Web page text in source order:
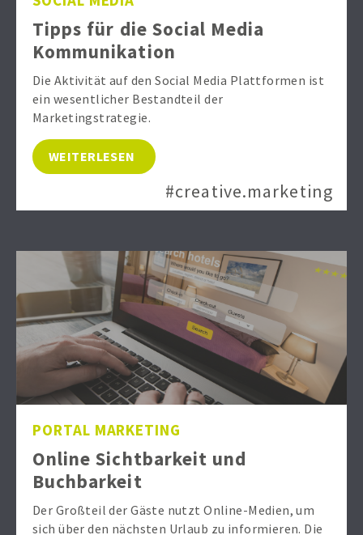
Tipps für die Social Media
Kommunikation
Die Aktivität auf den Social Media Plattformen ist
ein wesentlicher Bestandteil der
Marketingstrategie.
WEITERLESEN
#creative.marketing
PORTAL MARKETING
Online Sichtbarkeit und
Buchbarkeit
Der Großteil der Gäste nutzt Online-Medien, um
sich über den nächsten Urlaub zu informieren. Die